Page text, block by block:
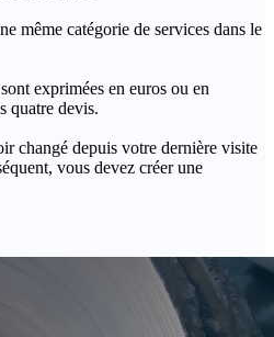
même catégorie de services dans le
exprimées en euros ou en
quatre devis.
changé depuis votre dernière visite
vous devez créer une